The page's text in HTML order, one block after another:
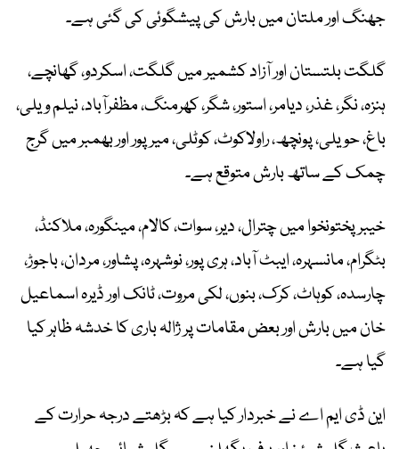
جھنگ اور ملتان میں بارش کی پیشگوئی کی گئی ہے۔
گلگت بلتستان اور آزاد کشمیر میں گلگت، اسکردو، گھانچے،
ہنزہ، نگر، غذر، دیامر، استور، شگر، کھرمنگ، مظفرآباد، نیلم ویلی،
باغ، حویلی، پونچھ، راولاکوٹ، کوٹلی، میرپور اور بھمبر میں گرج
چمک کے ساتھ بارش متوقع ہے۔
خیبر پختونخوا میں چترال، دیر، سوات، کالام، مینگورہ، ملاکنڈ،
بٹگرام، مانسہرہ، ایبٹ آباد، ہری پور، نوشہرہ، پشاور، مردان، باجوڑ،
چارسدہ، کوہاٹ، کرک، بنوں، لکی مروت، ٹانک اور ڈیرہ اسماعیل
خان میں بارش اور بعض مقامات پر ژالہ باری کا خدشہ ظاہر کیا
گیا ہے۔
این ڈی ایم اے نے خبردار کیا ہے کہ بڑھتے درجہ حرارت کے